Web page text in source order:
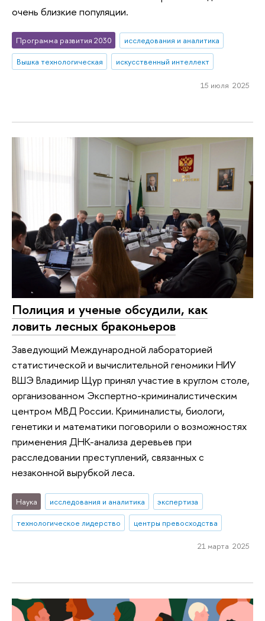
очень близкие популяции.
Программа развития 2030
исследования и аналитика
Вышка технологическая
искусственный интеллект
15 июля 2025
Полиция и ученые обсудили, как
ловить лесных браконьеров
Заведующий Международной лабораторией
статистической и вычислительной геномики НИУ
ВШЭ Владимир Щур принял участие в круглом столе,
организованном Экспертно-криминалистическим
центром МВД России. Криминалисты, биологи,
генетики и математики поговорили о возможностях
применения ДНК-анализа деревьев при
расследовании преступлений, связанных с
незаконной вырубкой леса.
Наука исследования и аналитика
экспертиза
технологическое лидерство
центры превосходства
21 марта 2025